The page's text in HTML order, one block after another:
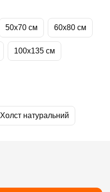
50х70 см 60х80 см
100х135 см
Холст натуральний